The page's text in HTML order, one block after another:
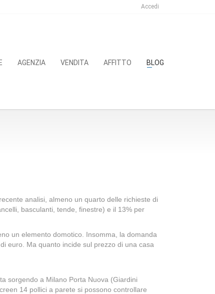
Accedi
AGENZIA VENDITA AFFITTO BLOG
analisi, almeno un quarto delle richieste di
basculanti, tende, finestre) e il 13% per
un elemento domotico. Insomma, la domanda
euro. Ma quanto incide sul prezzo di una casa
sorgendo a Milano Porta Nuova (Giardini
14 pollici a parete si possono controllare